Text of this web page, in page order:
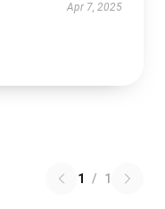
Apr 7, 2025
1 / 1